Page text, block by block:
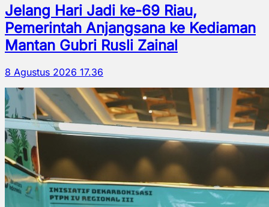
Jelang Hari Jadi ke-69 Riau,
Pemerintah Anjangsana ke Kediaman
Mantan Gubri Rusli Zainal
8 Agustus 2026 17.36